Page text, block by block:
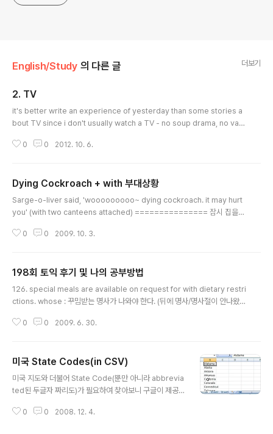
English/Study 의 다른 글 더보기
2. TV
it's better write an experience of yesterday than some stories a
bout TV since i don't usually watch a TV - no soup drama, no vari
aired on TV, and you know? i was on that haha!anyways, i lost trac
similar occ..
0 0 2012. 10. 6.
Dying Cockroach + with 부대상황
Sarge-o-liver said, 'wooooooooo~ dying cockroach. it may hurt
you' (with two canteens attached) =============== 잠시 집을
난 Dying Cockroach. 위의 동영상에서는 마치 놀이처럼 보이지만, 나름 'Pu
괄호 친 부분을 적었는데 자연스럽게 적긴 했지만 문법이 어떻게 적용되는지 몰
라서-_-;; 한번 찾아보기로 했다. 찾아보니 이런 경우를 'with 부대상황'이라고
칭하는것 같다. ..
0 0 2009. 10. 3.
198회 토익 후기 및 나의 공부방법
126. special meals are available on request for with dietary restri
ctions. whose : 꾸밈받는 명사가 나와야 한다. (뒤에 명사/명사절이 안나왔
야 한다. those : 지시대명사 -> 수식어구의 꾸밈을 받을 수 있다.(with dietar
ailability와 access는 불가산 명사 => have 다음 관사없이 명사가 올 수 있
다. availabilit..
0 0 2009. 6. 30.
미국 State Codes(in CSV)
미국 지도와 더불어 State Code(뿐만 아니라 abbrevia
ted된 두글자 짜리도)가 필요하여 찾아보니 구글이 제공하
에서 목록을 얻을 수 있었다. 이전에도 필요해서 찾아서 썼
0 0 2008. 12. 4.